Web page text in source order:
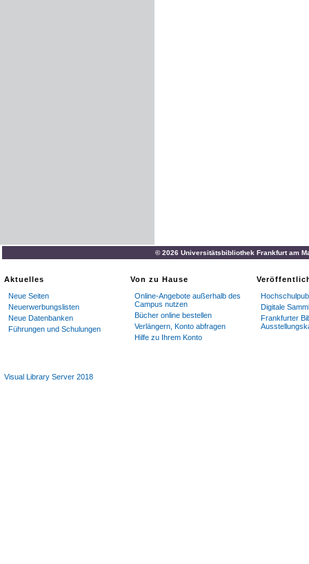
© 2026 Universitätsbibliothek Frankfurt am
Aktuelles
Neue Seiten
Neuerwerbungslisten
Neue Datenbanken
Führungen und Schulungen
Von zu Hause
Online-Angebote außerhalb des
Campus nutzen
Bücher online bestellen
Verlängern, Konto abfragen
Hilfe zu Ihrem Konto
Digitale
Frankfurter
Visual Library Server 2018